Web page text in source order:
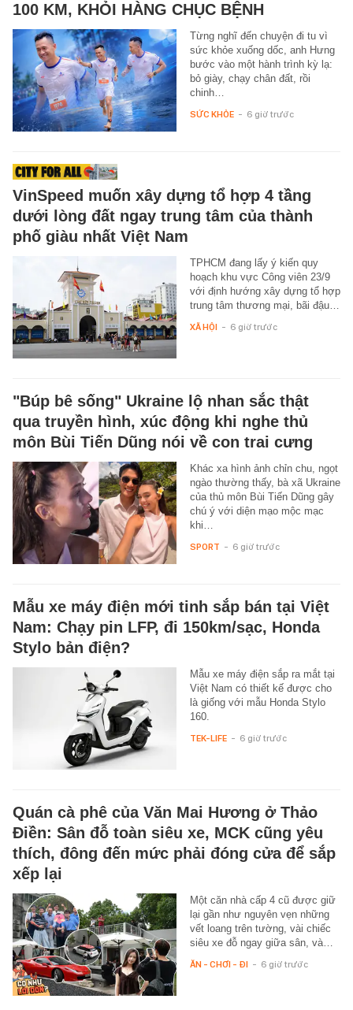
100 KM, KHỎI HÀNG CHỤC BỆNH
Từng nghĩ đến chuyện đi tu vì
sức khỏe xuống dốc, anh Hưng
bước vào một hành trình kỳ lạ:
bỏ giày, chạy chân đất, rồi
chinh…
SỨC KHỎE - 6 giờ trước
VinSpeed muốn xây dựng tổ hợp 4 tầng
dưới lòng đất ngay trung tâm của thành
phố giàu nhất Việt Nam
TPHCM đang lấy ý kiến quy
hoạch khu vực Công viên 23/9
với định hướng xây dựng tổ hợp
trung tâm thương mại, bãi đậu…
XÃ HỘI - 6 giờ trước
"Búp bê sống" Ukraine lộ nhan sắc thật
qua truyền hình, xúc động khi nghe thủ
môn Bùi Tiến Dũng nói về con trai cưng
Khác xa hình ảnh chỉn chu, ngọt
ngào thường thấy, bà xã Ukraine
của thủ môn Bùi Tiến Dũng gây
chú ý với diện mạo mộc mạc
khi…
SPORT - 6 giờ trước
Mẫu xe máy điện mới tinh sắp bán tại Việt
Nam: Chạy pin LFP, đi 150km/sạc, Honda
Stylo bản điện?
Mẫu xe máy điện sắp ra mắt tại
Việt Nam có thiết kế được cho
là giống với mẫu Honda Stylo
160.
TEK-LIFE - 6 giờ trước
Quán cà phê của Văn Mai Hương ở Thảo
Điền: Sân đỗ toàn siêu xe, MCK cũng yêu
thích, đông đến mức phải đóng cửa để sắp
xếp lại
Một căn nhà cấp 4 cũ được giữ
lại gần như nguyên vẹn những
vết loang trên tường, vài chiếc
siêu xe đỗ ngay giữa sân, và…
ĂN - CHƠI - ĐI - 6 giờ trước